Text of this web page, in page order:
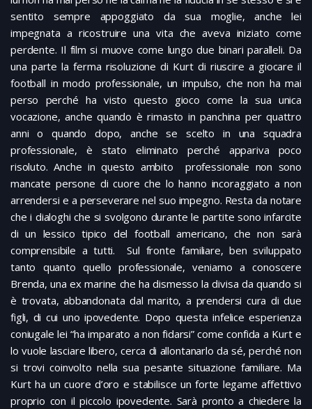
sentito sempre appoggiato da sua moglie, anche lei
impegnata a ricostruire una vita che aveva iniziato come
perdente. Il film si muove come lungo due binari paralleli. Da
una parte la ferma risoluzione di Kurt di riuscire a giocare il
football in modo professionale, un impulso, che non ha mai
perso perché ha visto questo gioco come la sua unica
vocazione, anche quando è rimasto in panchina per quattro
anni o quando dopo, anche se scelto in una squadra
professionale, è stato eliminato perché appariva poco
risoluto. Anche in questo ambito professionale non sono
mancate persone di cuore che lo hanno incoraggiato a non
arrendersi e a perseverare nel suo impegno. Resta da notare
che i dialoghi che si svolgono durante le partite sono infarcite
di un lessico tipico del football americano, che non sarà
comprensibile a tutti. Sul fronte familiare, ben sviluppato
tanto quanto quello professionale, veniamo a conoscere
Brenda, una ex marine che ha dismesso la divisa da quando si
è trovata, abbandonata dal marito, a prendersi cura di due
figli, di cui uno ipovedente. Dopo questa infelice esperienza
coniugale lei “ha imparato a non fidarsi” come confida a Kurt e
lo vuole lasciare libero, cerca di allontanarlo da sé, perché non
si trovi coinvolto nella sua pesante situazione familiare. Ma
Kurt ha un cuore d’oro e stabilisce un forte legame affettivo
proprio con il piccolo ipovedente. Sarà pronto a chiedere la